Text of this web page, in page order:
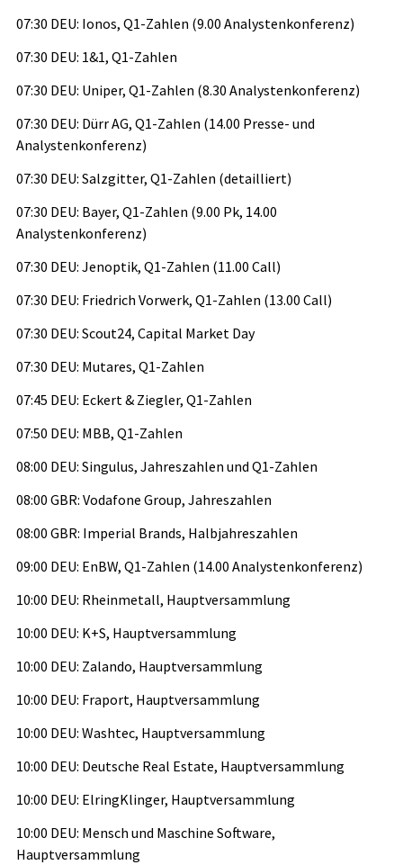
07:30 DEU: Ionos, Q1-Zahlen (9.00 Analystenkonferenz)
07:30 DEU: 1&1, Q1-Zahlen
07:30 DEU: Uniper, Q1-Zahlen (8.30 Analystenkonferenz)
07:30 DEU: Dürr AG, Q1-Zahlen (14.00 Presse- und
Analystenkonferenz)
07:30 DEU: Salzgitter, Q1-Zahlen (detailliert)
07:30 DEU: Bayer, Q1-Zahlen (9.00 Pk, 14.00
Analystenkonferenz)
07:30 DEU: Jenoptik, Q1-Zahlen (11.00 Call)
07:30 DEU: Friedrich Vorwerk, Q1-Zahlen (13.00 Call)
07:30 DEU: Scout24, Capital Market Day
07:30 DEU: Mutares, Q1-Zahlen
07:45 DEU: Eckert & Ziegler, Q1-Zahlen
07:50 DEU: MBB, Q1-Zahlen
08:00 DEU: Singulus, Jahreszahlen und Q1-Zahlen
08:00 GBR: Vodafone Group, Jahreszahlen
08:00 GBR: Imperial Brands, Halbjahreszahlen
09:00 DEU: EnBW, Q1-Zahlen (14.00 Analystenkonferenz)
10:00 DEU: Rheinmetall, Hauptversammlung
10:00 DEU: K+S, Hauptversammlung
10:00 DEU: Zalando, Hauptversammlung
10:00 DEU: Fraport, Hauptversammlung
10:00 DEU: Washtec, Hauptversammlung
10:00 DEU: Deutsche Real Estate, Hauptversammlung
10:00 DEU: ElringKlinger, Hauptversammlung
10:00 DEU: Mensch und Maschine Software,
Hauptversammlung